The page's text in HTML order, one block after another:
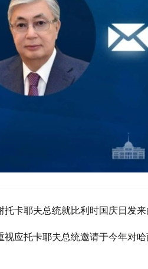
卡耶夫总统就比利时国庆日发来
视应托卡耶夫总统邀请于今年对